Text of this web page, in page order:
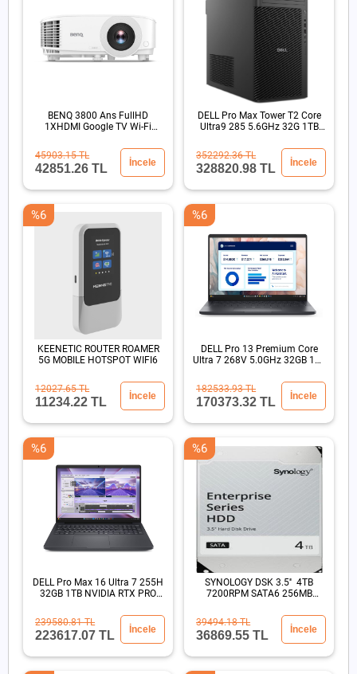
BENQ 3800 Ans FullHD
1XHDMI Google TV Wi-Fi
Projeksiyon
45903.15 TL
42851.26 TL İncele
DELL Pro Max Tower T2 Core
Ultra9 285 5.6GHz 32G 1TB
352292.36 TL
328820.98 TL İncele
KEENETIC ROUTER ROAMER
5G MOBILE HOTSPOT WIFI6
%6
12027.65 TL
11234.22 TL İncele
DELL Pro 13 Premium Core
Ultra 7 268V 5.0GHz 32GB 1TB
%6
182533.93 TL
170373.32 TL İncele
DELL Pro Max 16 Ultra 7 255H
32GB 1TB NVIDIA RTX PRO
%6
239580.81 TL
223617.07 TL İncele
SYNOLOGY DSK 3.5'' 4TB
7200RPM SATA6 256MB
%6
39494.18 TL
36869.55 TL İncele